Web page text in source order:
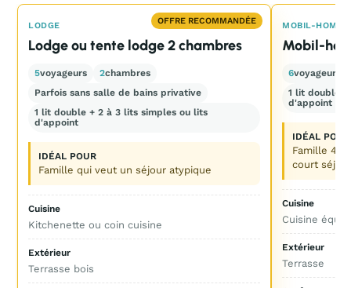
MOBIL-HOME
Mobil-
6voyageurs
1 lit double
d'appoint
IDÉAL POUR
Famille 4
court séjour
Cuisine
Cuisine
Extérieur
Terrasse
OFFRE RECOMMANDÉE
LODGE
Lodge ou tente lodge 2 chambres
5voyageurs 2chambres
Parfois sans salle de bains privative
1 lit double + 2 à 3 lits simples ou lits
d'appoint
IDÉAL POUR
Famille qui veut un séjour atypique
Cuisine
Kitchenette ou coin cuisine
Extérieur
Terrasse bois